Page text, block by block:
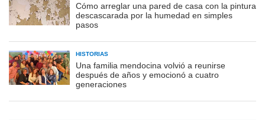
Cómo arreglar una pared de casa con la pintura
descascarada por la humedad en simples
pasos
HISTORIAS
Una familia mendocina volvió a reunirse
después de años y emocionó a cuatro
generaciones